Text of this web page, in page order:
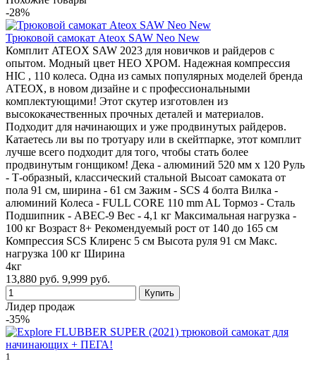
-28%
Трюковой самокат Ateox SAW Neo New
Комплит ATEOX SAW 2023 для новичков и райдеров с
опытом. Модный цвет НЕО ХРОМ. Надежная компрессия
HIC , 110 колеса. Одна из самых популярных моделей бренда
АТЕОХ, в новом дизайне и с профессиональными
комплектующими! Этот скутер изготовлен из
высококачественных прочных деталей и материалов.
Подходит для начинающих и уже продвинутых райдеров.
Катаетесь ли вы по тротуару или в скейтпарке, этот комплит
лучше всего подходит для того, чтобы стать более
продвинутым гонщиком! Дека - алюминий 520 мм х 120 Руль
- Т-образный, классический стальной Высоат самоката от
пола 91 см, ширина - 61 см Зажим - SCS 4 болта Вилка -
алюминий Колеса - FULL CORE 110 mm AL Тормоз - Сталь
Подшипник - ABEC-9 Вес - 4,1 кг Максимальная нагрузка -
100 кг Возраст 8+ Рекомендуемый рост от 140 до 165 см
Компрессия SCS Клиренс 5 см Высота руля 91 см Макс.
нагрузка 100 кг Ширина
4кг
13,880 руб. 9,999 руб.
Лидер продаж
-35%
1